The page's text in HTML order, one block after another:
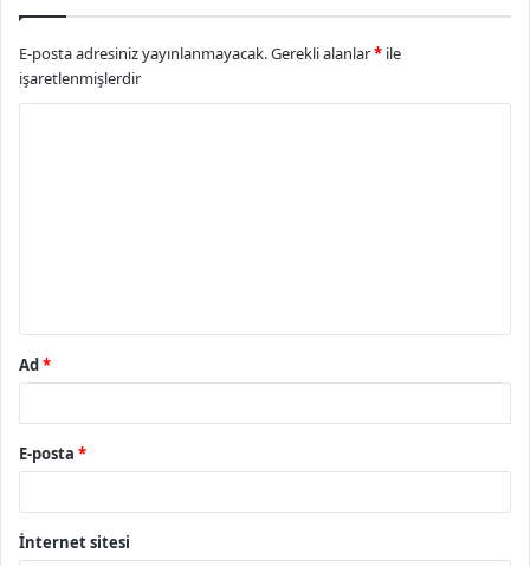
E-posta adresiniz yayınlanmayacak.Gerekli alanlar* ile
işaretlenmişlerdir
Ad*
E-posta *
İnternet sitesi